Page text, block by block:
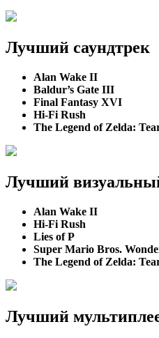
Лучший саундтрек
Alan Wake II
Baldur’s Gate III
Final Fantasy XVI
Hi-Fi Rush
The Legend of Zelda:
Лучший
Alan Wake II
Hi-Fi Rush
Lies of P
Super Mario Bros.
The Legend of Zelda:
Лучший